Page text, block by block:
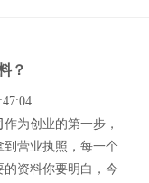
？
作为创业的第一步，
营业执照，每一个
资料你要明白，今